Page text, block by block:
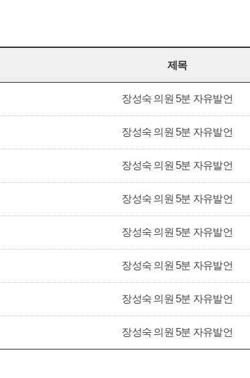
제목
장성숙 의원 5분 자유발언
장성숙 의원 5분 자유발언
장성숙 의원 5분 자유발언
장성숙 의원 5분 자유발언
장성숙 의원 5분 자유발언
장성숙 의원 5분 자유발언
장성숙 의원 5분 자유발언
장성숙 의원 5분 자유발언